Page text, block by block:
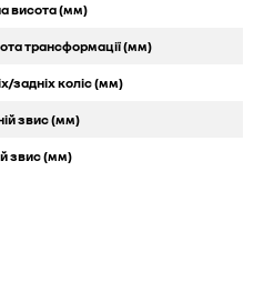
висота (мм)
трансформації (мм)
задніх коліс (мм)
звис (мм)
звис (мм)